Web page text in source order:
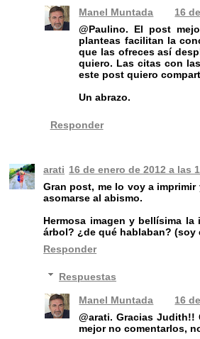
Manel Muntada
16
@Paulino. El post
planteas facilitan la
que las ofreces así
quiero. Las citas con
este post quiero
Un abrazo.
Responder
arati 16 de enero de 2012 a las
Gran post, me lo voy a
asomarse al abismo.
Hermosa imagen y bellísima
árbol? ¿de qué hablaban? (soy
Responder
Respuestas
Manel Muntada
16
@arati. Gracias
mejor no comentarlos,